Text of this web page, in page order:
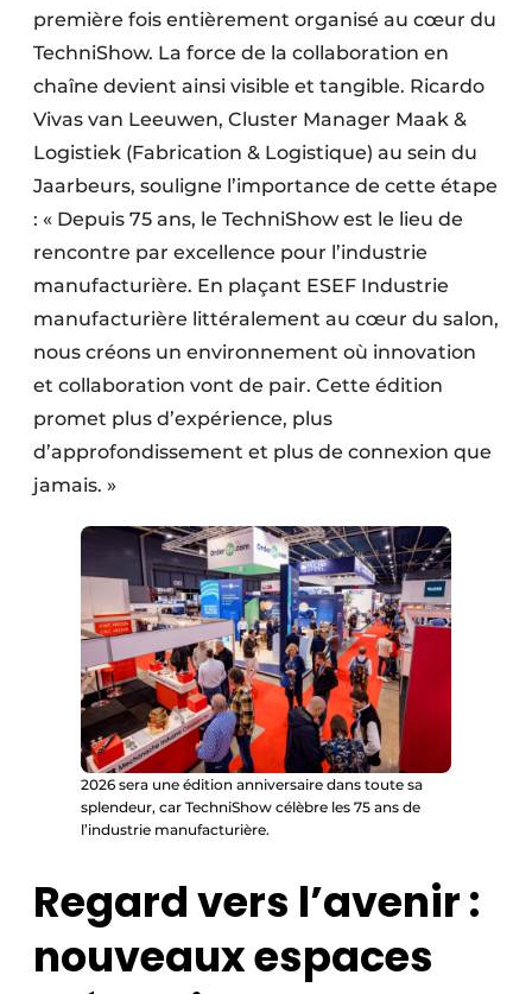
première fois entièrement organisé au cœur du
TechniShow. La force de la collaboration en
chaîne devient ainsi visible et tangible. Ricardo
Vivas van Leeuwen, Cluster Manager Maak &
Logistiek (Fabrication & Logistique) au sein du
Jaarbeurs, souligne l’importance de cette étape
: « Depuis 75 ans, le TechniShow est le lieu de
rencontre par excellence pour l’industrie
manufacturière. En plaçant ESEF Industrie
manufacturière littéralement au cœur du salon,
nous créons un environnement où innovation
et collaboration vont de pair. Cette édition
promet plus d’expérience, plus
d’approfondissement et plus de connexion que
jamais. »
2026 sera une édition anniversaire dans toute sa
splendeur, car TechniShow célèbre les 75 ans de
l’industrie manufacturière.
Regard vers l’avenir :
nouveaux espaces